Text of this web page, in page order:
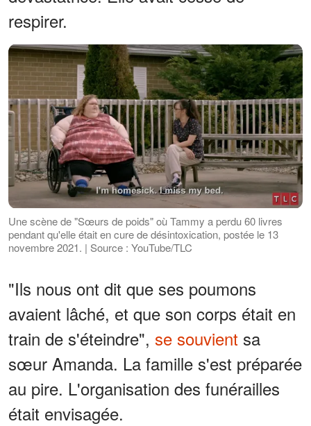
respirer.
Une scène de "Sœurs de poids" où Tammy a perdu 60 livres
pendant qu'elle était en cure de désintoxication, postée le 13
novembre 2021. | Source : YouTube/TLC
"Ils nous ont dit que ses poumons
avaient lâché, et que son corps était en
train de s'éteindre", se souvient sa
sœur Amanda. La famille s'est préparée
au pire. L'organisation des funérailles
était envisagée.